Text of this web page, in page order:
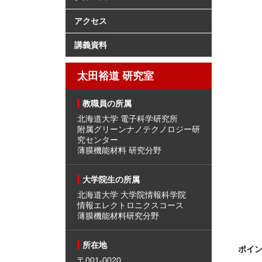
ポイ
アクセス
講義資料
太田裕道 研究室
教職員の所属
北海道大学 電子科学研究所
附属グリーンナノテクノロジー研
究センター
薄膜機能材料 研究分野
大学院生の所属
北海道大学 大学院情報科学院
情報エレクトロニクスコース
薄膜機能材料研究分野
所在地